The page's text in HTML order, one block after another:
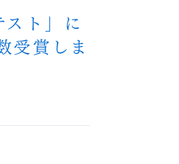
ト」に
受賞しま